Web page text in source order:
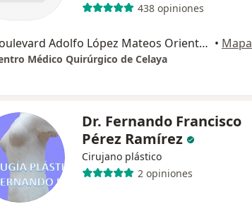
438 opiniones
Boulevard Adolfo López Mateos Oriente #1000, Celaya • Mapa
Médico Quirúrgico de Celaya
Dr. Fernando Francisco
Pérez Ramírez
Cirujano plástico
2 opiniones